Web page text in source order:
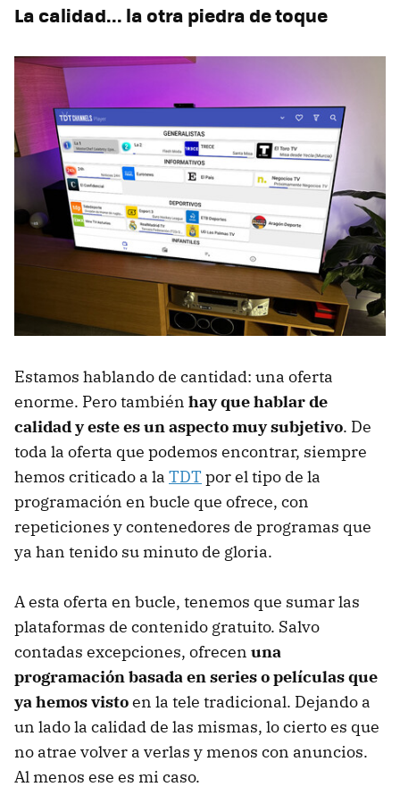
La calidad... la otra piedra de toque
Estamos hablando de cantidad: una oferta
enorme. Pero también hay que hablar de
calidad y este es un aspecto muy subjetivo. De
toda la oferta que podemos encontrar, siempre
hemos criticado a la TDT por el tipo de la
programación en bucle que ofrece, con
repeticiones y contenedores de programas que
ya han tenido su minuto de gloria.
A esta oferta en bucle, tenemos que sumar las
plataformas de contenido gratuito. Salvo
contadas excepciones, ofrecen una
programación basada en series o películas que
ya hemos vistoen la tele tradicional. Dejando a
un lado la calidad de las mismas, lo cierto es que
no atrae volver a verlas y menos con anuncios.
Al menos ese es mi caso.